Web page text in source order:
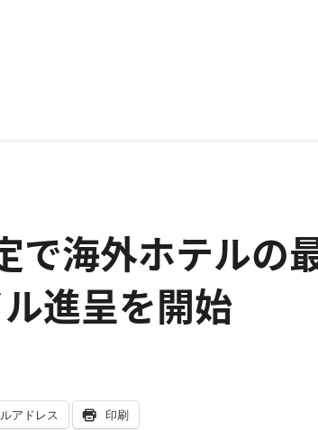
で海外ホテルの
進呈を開始
アドレス 印刷